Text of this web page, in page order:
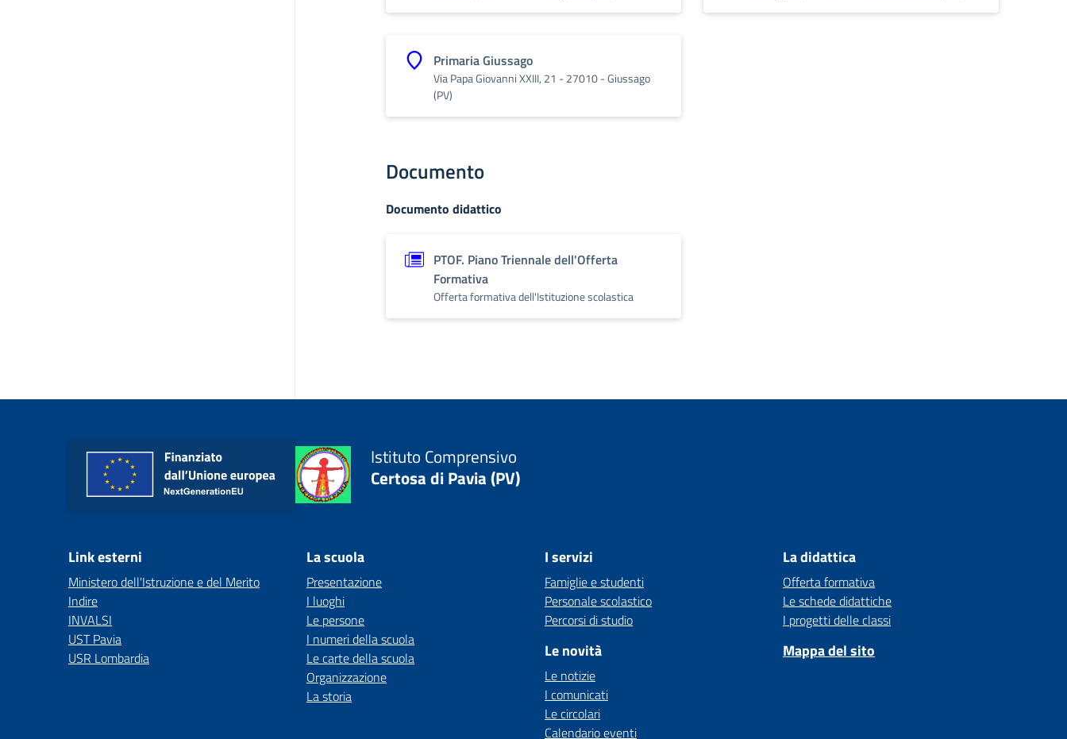
Primaria Giussago
Via Papa Giovanni XXIII, 21 - 27010 - Giussago
(PV)
Documento
Documento didattico
PTOF. Piano Triennale dell'Offerta
Formativa
Offerta formativa dell'Istituzione scolastica
Istituto Comprensivo
Certosa di Pavia (PV)
Link esterni
Ministero dell'Istruzione e del Merito
Indire
INVALSI
UST Pavia
USR Lombardia
La scuola
Presentazione
I luoghi
Le persone
I numeri della scuola
Le carte della scuola
Organizzazione
La storia
I servizi
Famiglie e studenti
Personale scolastico
Percorsi di studio
Le novità
Le notizie
I comunicati
Le circolari
Calendario eventi
La didattica
Offerta formativa
Le schede didattiche
I progetti delle classi
Mappa del sito